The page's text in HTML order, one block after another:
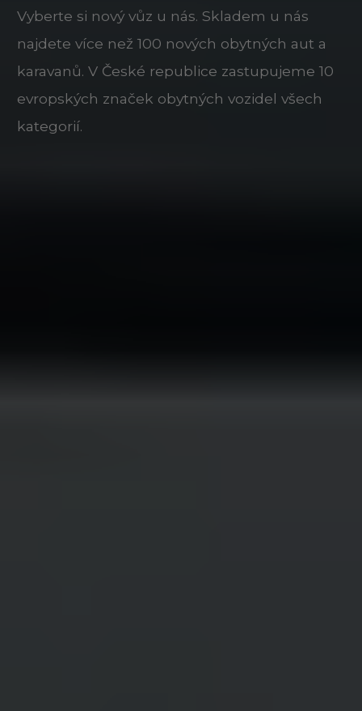
Vyberte si nový vůz u nás. Skladem u nás
najdete více než 100 nových obytných aut a
karavanů. V České republice zastupujeme 10
evropských značek obytných vozidel všech
kategorií.